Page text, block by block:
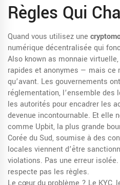
Règles Qui
Quand vous utilisez une
numérique décentralisée qui
Also known as monnaie virtuelle
rapides et anonymes — mais ce
qu’avant. Les gouvernements
réglementation, l’ensemble des
les autorités pour encadrer les
devenue incontournable. Et elle
comme Upbit, la plus grande
Corée du Sud, soumise à des
locales viennent d’être
violations. Pas une erreur
respecte pas les règles.